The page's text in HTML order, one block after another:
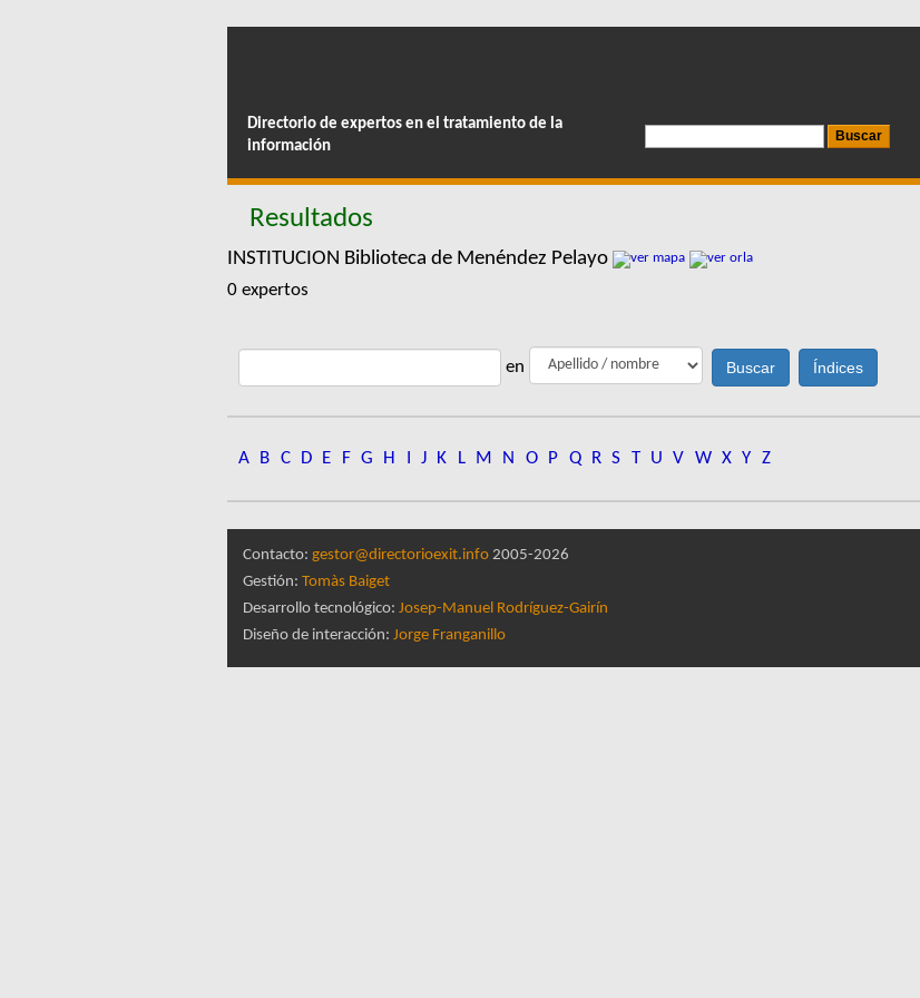
Directorio de expertos en el tratamiento de la
información
Resultados
INSTITUCION Biblioteca de Menéndez Pelayo
0 expertos
en
A B C D E F G H J K L M N O P Q R S T U V W X Y Z
Contacto: gestor@directorioexit.info 2005-2026
Gestión: Tomàs Baiget
Desarrollo tecnológico: Josep-Manuel Rodríguez-Gairín
Diseño de interacción: Jorge Franganillo